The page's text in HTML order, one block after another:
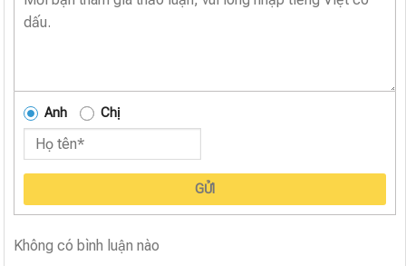
Anh Chị
GỬI
Không có bình luận nào